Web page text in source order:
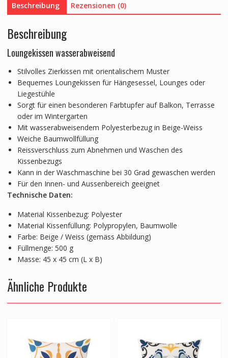
Beschreibung Rezensionen (0)
Beschreibung
Loungekissen wasserabweisend
Stilvolles Zierkissen mit orientalischem Muster
Bequemes Loungekissen für Hängesessel, Lounges oder
Liegestühle
Sorgt für einen besonderen Farbtupfer auf Balkon, Terrasse
oder im Wintergarten
Mit wasserabweisendem Polyesterbezug in Beige-Weiss
Weiche Baumwollfüllung
Reissverschluss zum Abnehmen und Waschen des
Kissenbezugs
Kann in der Waschmaschine bei 30 Grad gewaschen werden
Für den Innen- und Aussenbereich geeignet
Technische Daten:
Material Kissenbezug: Polyester
Material Kissenfüllung: Polypropylen, Baumwolle
Farbe: Beige / Weiss (gemäss Abbildung)
Füllmenge: 500 g
Masse: 45 x 45 cm (L x B)
Ähnliche Produkte